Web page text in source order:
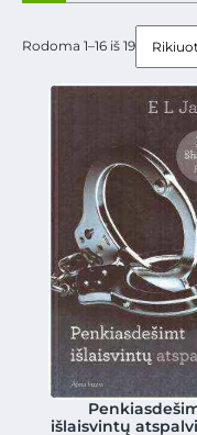
Rodoma 1–16 iš 19
išlaisvintų